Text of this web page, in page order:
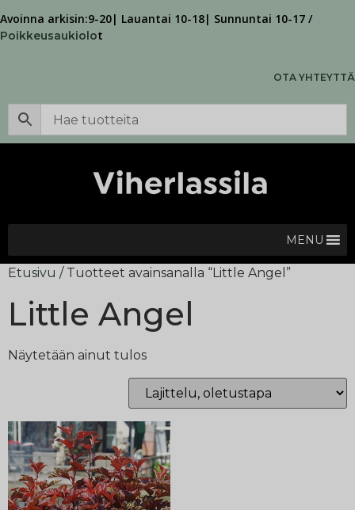
Avoinna arkisin:9-20| Lauantai 10-18| Sunnuntai 10-17 /
Poikkeusaukiolot
OTA YHTEYTTÄ
MENU
Etusivu / Tuotteet avainsanalla “Little Angel”
Little Angel
Näytetään ainut tulos